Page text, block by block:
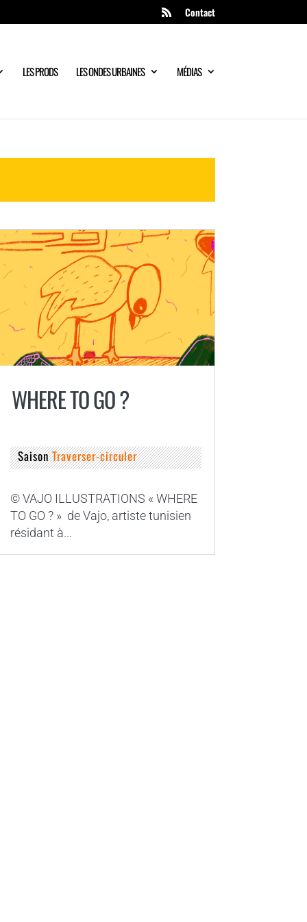
Contact
LES PRODS LES ONDES URBAINES MÉDIAS
WHERE TO GO ?
SaisonTraverser-circuler
© VAJO ILLUSTRATIONS « WHERE
TO GO ? » de Vajo, artiste tunisien
résidant à...